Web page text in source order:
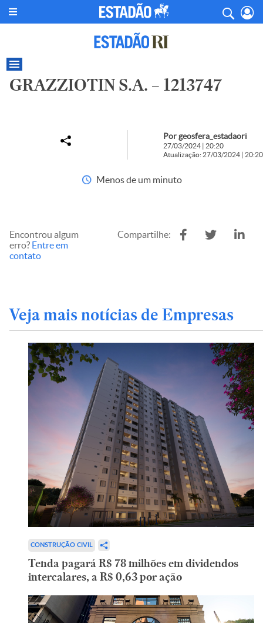
GRAZZIOTIN S.A. – 1213747
Por geosfera_estadaori
27/03/2024 | 20:20
Atualização: 27/03/2024 | 20:20
Menos de um minuto
Encontrou algum
erro? Entre em
contato
Compartilhe:
Veja mais notícias de Empresas
CONSTRUÇÃO CIVIL
Tenda pagará R$ 78 milhões em dividendos
intercalares, a R$ 0,63 por ação